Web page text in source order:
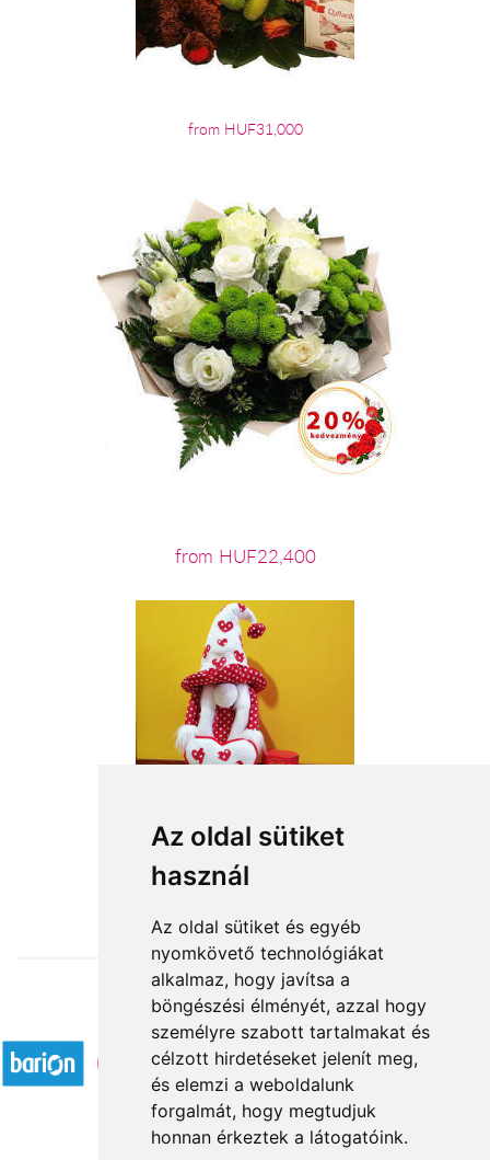
Az oldal sütiket
használ
Az oldal sütiket és egyéb
nyomkövető technológiákat
alkalmaz, hogy javítsa a
böngészési élményét, azzal hogy
személyre szabott tartalmakat és
célzott hirdetéseket jelenít meg,
és elemzi a weboldalunk
forgalmát, hogy megtudjuk
honnan érkeztek a látogatóink.
from HUF31,000
from HUF22,400
from HUF19,680
Accepted payment methods